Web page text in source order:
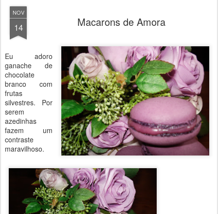
NOV
14 Macarons de Amora
Eu adoro
ganache de
chocolate
branco com
frutas
silvestres. Por
serem
azedinhas
fazem um
contraste
maravilhoso.